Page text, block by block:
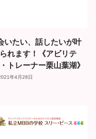
いたい、話したいが叶
れます！《アビリテ
トレーナー栗山葉湖》
年4月28日